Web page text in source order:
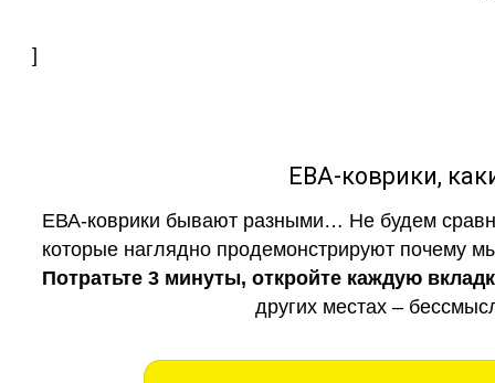
]
ЕВА-коврики,
ЕВА-коврики бывают разными… Не будем
которые наглядно продемонстрируют почему
Потратьте 3 минуты, откройте каждую
других местах –